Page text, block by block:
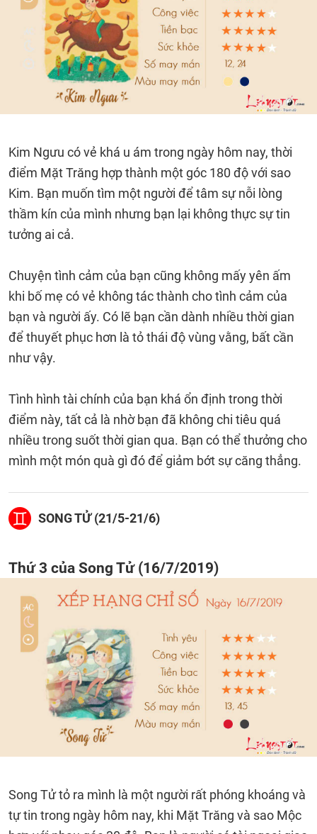
Kim Ngưu có vẻ khá u ám trong ngày hôm nay, thời
điểm Mặt Trăng hợp thành một góc 180 độ với sao
Kim. Bạn muốn tìm một người để tâm sự nỗi lòng
thầm kín của mình nhưng bạn lại không thực sự tin
tưởng ai cả.
Chuyện tình cảm của bạn cũng không mấy yên ấm
khi bố mẹ có vẻ không tác thành cho tình cảm của
bạn và người ấy. Có lẽ bạn cần dành nhiều thời gian
để thuyết phục hơn là tỏ thái độ vùng vằng, bất cần
như vậy.
Tình hình tài chính của bạn khá ổn định trong thời
điểm này, tất cả là nhờ bạn đã không chi tiêu quá
nhiều trong suốt thời gian qua. Bạn có thể thưởng cho
mình một món quà gì đó để giảm bớt sự căng thẳng.
SONG TỬ (21/5-21/6)
Thứ 3 của Song Tử (16/7/2019)
Song Tử tỏ ra mình là một người rất phóng khoáng và
tự tin trong ngày hôm nay, khi Mặt Trăng và sao Mộc